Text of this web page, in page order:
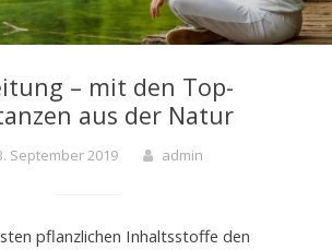
– mit den Top-
aus der Natur
September 2019 admin
pflanzlichen Inhaltsstoffe den